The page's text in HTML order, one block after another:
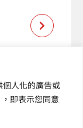
人化的廣告或
即表示您同意